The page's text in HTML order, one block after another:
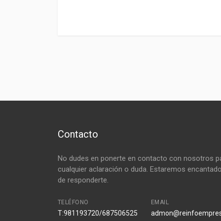
Contacto
No dudes en ponerte en contacto con nosotros
cualquier aclaración o duda. Estaremos
de responderte.
TELÉFONO
T:981193720/687506525
EMAIL